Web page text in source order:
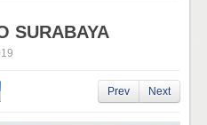
SURABAYA
Prev Next